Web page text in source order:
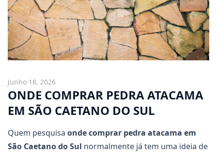
Junho 18, 2026
ONDE COMPRAR PEDRA ATACAMA
EM SÃO CAETANO DO SUL
Quem pesquisa onde comprar pedra atacama em
São Caetano do Sul normalmente já tem uma ideia de